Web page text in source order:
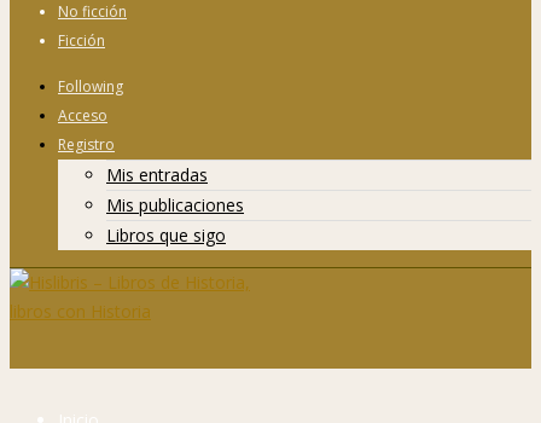
No ficción
Ficción
Following
Acceso
Registro
Mis entradas
Mis publicaciones
Libros que sigo